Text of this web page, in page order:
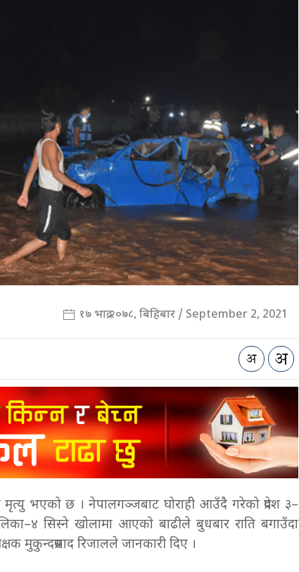
१७ भाद्र २०७८, बिहिबार / September 2, 2021
भएको छ । नेपालगञ्जबाट घोराही आउँदै गरेको प्रदेश ३–
सिस्ने खोलामा आएको बाढीले बुधबार राति बगाउँदा
मुकुन्दप्रसाद रिजालले जानकारी दिए ।